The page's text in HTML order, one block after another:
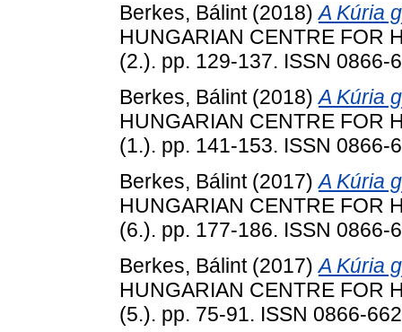
Berkes, Bálint(2018)A Kúria
HUNGARIAN CENTRE FOR
(2.). pp. 129-137. ISSN 0866-
Berkes, Bálint(2018)A Kúria
HUNGARIAN CENTRE FOR
(1.). pp. 141-153. ISSN 0866-
Berkes, Bálint(2017)A Kúria
HUNGARIAN CENTRE FOR
(6.). pp. 177-186. ISSN 0866-
Berkes, Bálint(2017)A Kúria
HUNGARIAN CENTRE FOR
(5.). pp. 75-91. ISSN 0866-